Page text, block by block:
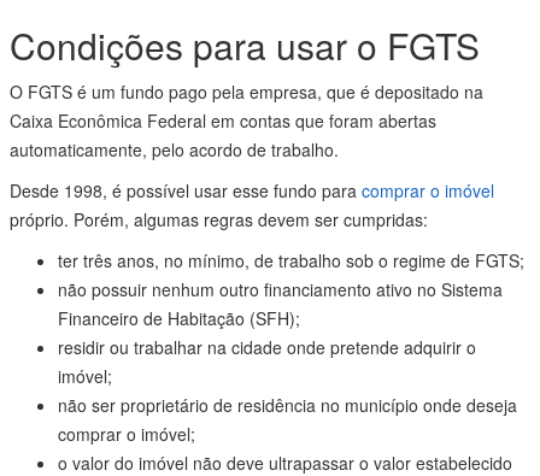
Condições para usar o FGTS
O FGTS é um fundo pago pela empresa, que é depositado na
Caixa Econômica Federal em contas que foram abertas
automaticamente, pelo acordo de trabalho.
Desde 1998, é possível usar esse fundo para comprar o imóvel
próprio. Porém, algumas regras devem ser cumpridas:
ter três anos, no mínimo, de trabalho sob o regime de FGTS;
não possuir nenhum outro financiamento ativo no Sistema
Financeiro de Habitação (SFH);
residir ou trabalhar na cidade onde pretende adquirir o
imóvel;
não ser proprietário de residência no município onde deseja
comprar o imóvel;
o valor do imóvel não deve ultrapassar o valor estabelecido